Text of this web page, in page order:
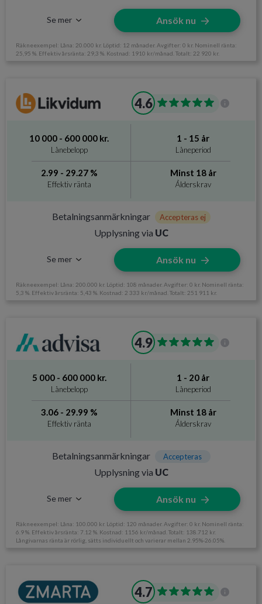
Se mer Ansök nu
Räkneexempel: Låna: 20.000 kr. Löptid: 12 månader. Avgifter: 0 kr. Nominell ränta:
25,95 %. Effektiv årsränta: 29,3 %. Kostnad: 1910 kr/månad. Totalt: 22 920 kr.
Utan UC Ja
Direktutbetalning
Krav och avgifter
4.6
10 000 - 600 000 kr.
Lånebelopp
1 - 15 år
Låneperiod
2.99 - 29.27 %
Effektiv ränta
Minst 18 år
Ålderskrav
Betalningsanmärkningar Accepteras ej
Upplysning via UC
Se mer Ansök nu
Räkneexempel: Låna: 200.000 kr. Löptid: 108 månader. Avgifter: 0 kr. Nominell ränta:
5,3 %. Effektiv årsränta: 5,43 %. Kostnad: 2 333 kr/månad. Totalt: 251 911 kr.
Utan UC Nej
Direktutbetalning
Krav och avgifter
4.9
5 000 - 600 000 kr.
Lånebelopp
1 - 20 år
Låneperiod
3.06 - 29.99 %
Effektiv ränta
Minst 18 år
Ålderskrav
Betalningsanmärkningar Accepteras
Upplysning via UC
Se mer Ansök nu
Räkneexempel: Låna: 100.000 kr. Löptid: 120 månader. Avgifter: 0 kr. Nominell ränta:
6.9 %. Effektiv årsränta: 7.12 %. Kostnad: 1156 kr/månad. Totalt: 138.712 kr.
Långivarnas ränta är rörlig, sätts individuellt och varierar mellan 2.95%-26.05%.
Utan UC Nej
4.7